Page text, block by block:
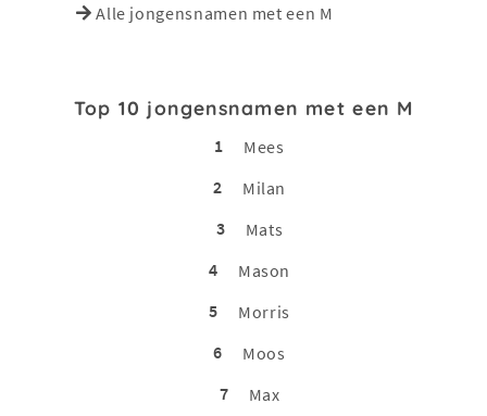
Alle jongensnamen met een M
Top 10 jongensnamen met een M
1
Mees
2
Milan
3
Mats
4
Mason
5
Morris
6
Moos
7
Max